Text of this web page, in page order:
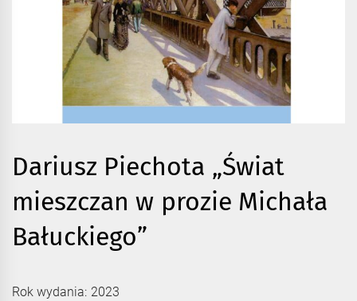
Dariusz Piechota „Świat
mieszczan w prozie Michała
Bałuckiego”
Rok wydania: 2023